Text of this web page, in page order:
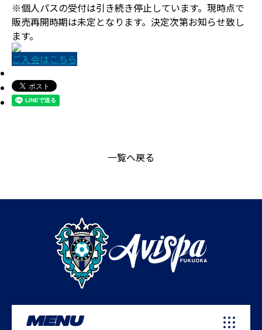
※個人パスの受付は引き続き停止しています。現時点で
販売再開時期は未定となります。決定次第お知らせ致し
ます。
ご入会はこちら
一覧へ戻る
MENU